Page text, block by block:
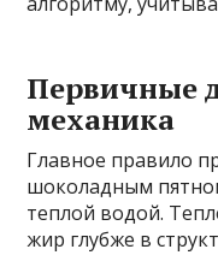
Первичные
механика
Главное правило
шоколадным
теплой водой.
жир глубже в